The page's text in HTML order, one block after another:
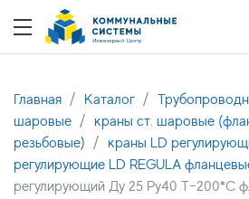
Главная Каталог
шаровые
краны ст. шаровые
резьбовые)
краны LD
регулирующие LD REGULA
регулирующий Ду 25 Ру40 Т-200*С